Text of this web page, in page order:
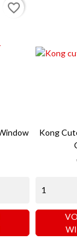
favorite_border
Kong